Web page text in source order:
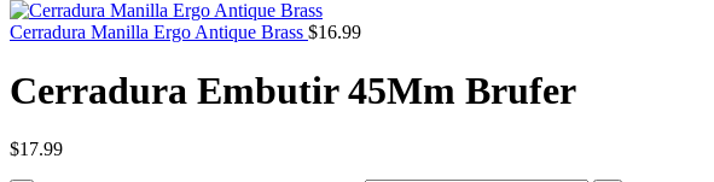
Cerradura Manilla Ergo Antique Brass $16.99
Cerradura Embutir 45Mm Brufer
$17.99